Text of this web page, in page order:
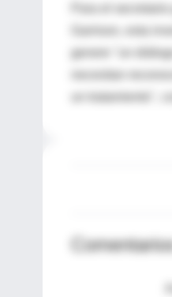
Para el
Garrison, esta
genere "un
necesitan